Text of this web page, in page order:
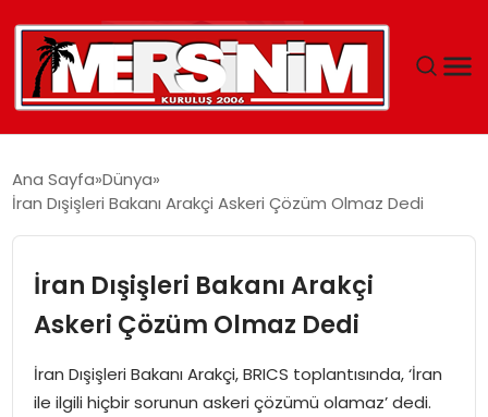
YAŞAM
GÜNCEL
SAĞLIK
EĞITIM
Ana Sayfa Dünya
İran Dışişleri Bakanı Arakçi Askeri Çözüm Olmaz Dedi
İran Dışişleri Bakanı Arakçi
Askeri Çözüm Olmaz Dedi
İran Dışişleri Bakanı Arakçi, BRICS toplantısında, ‘İran
ile ilgili hiçbir sorunun askeri çözümü olamaz’ dedi.